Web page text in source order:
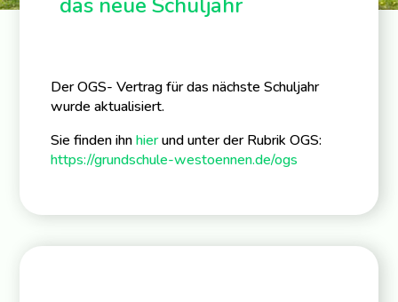
Der OGS- Vertrag für das nächste Schuljahr
wurde aktualisiert.
Sie finden ihnhierund unter der Rubrik OGS:
https://grundschule-westoennen.de/ogs